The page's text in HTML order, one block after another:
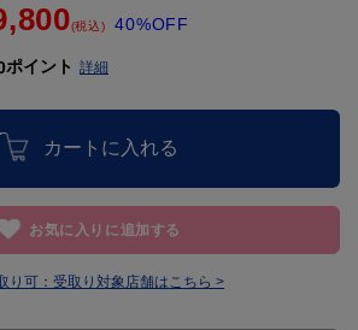
(税込) 40%OFF
ポイント 詳細
カートに入れる
お気に入りに追加する
り可： 受取り対象店舗はこちら >